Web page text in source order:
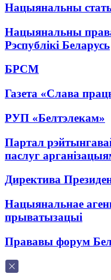
Нацыянальны
Нацыянальны
Рэспублікі Беларусь
БРСМ
Газета «Слава
РУП «Белтэлекам»
Партал
паслуг
Директива
Нацыянальнае
прыватызацыі
Прававы форум